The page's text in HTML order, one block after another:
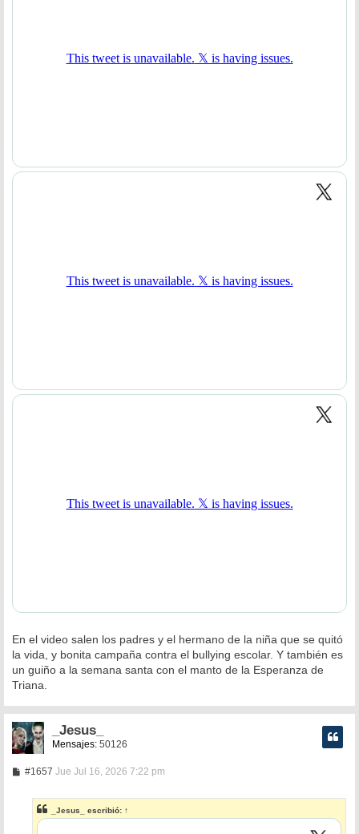
En el video salen los padres y el hermano de la niña que se quitó
la vida, y bonita campaña contra el bullying escolar. Y también es
un guiño a la semana santa con el manto de la Esperanza de
Triana.
_Jesus_
Mensajes: 50126
#1657M
a
Jue Jul 16, 2026 7:22 pm
_Jesus_ escribió: ↑